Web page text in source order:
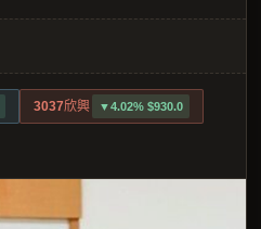
3037欣興 ▼4.02% $930.0